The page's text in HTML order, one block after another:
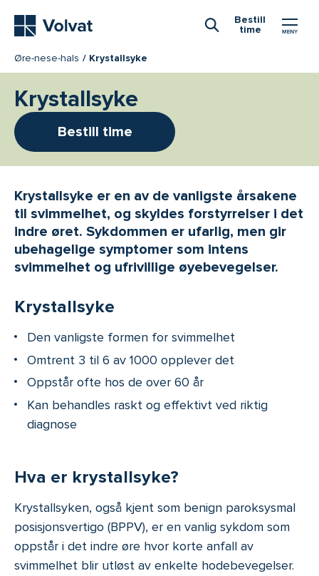
Bestill
time
Øre-nese-hals Krystallsyke
Krystallsyke
Bestill time
Krystallsyke er en av de vanligste årsakene
til svimmelhet, og skyldes forstyrrelser i det
indre øret. Sykdommen er ufarlig, men gir
ubehagelige symptomer som intens
svimmelhet og ufrivillige øyebevegelser.
Krystallsyke
Den vanligste formen for svimmelhet
Omtrent 3 til 6 av 1000 opplever det
Oppstår ofte hos de over 60 år
Kan behandles raskt og effektivt ved riktig
diagnose
Hva er krystallsyke?
Krystallsyken, også kjent som benign paroksysmal
posisjonsvertigo (BPPV), er en vanlig sykdom som
oppstår i det indre øre hvor korte anfall av
svimmelhet blir utløst av enkelte hodebevegelser.